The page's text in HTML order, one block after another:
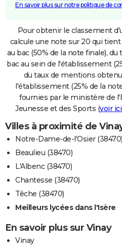
En savoir plus sur notre politique de
Pour obtenir le classement
calcule une note sur 20 qui
au bac (50% de la note finale), du
bac au sein de l'établissement
du taux de mentions
l'établissement (25% de la
fournies par le ministère de
Jeunesse et des Sports (voir
Villes à proximité de
Notre-Dame-de-l'Osier (38470)
Beaulieu (38470)
L'Albenc (38470)
Chantesse (38470)
Têche (38470)
Meilleurs lycées dans l'Isère
En savoir plus sur Vinay
Vinay